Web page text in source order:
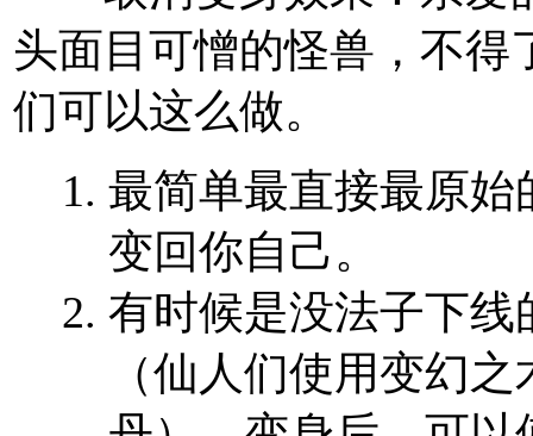
头面目可憎的怪兽，不得
们可以这么做。
最简单最直接最原
变回你自己。
有时候是没法子下
（仙人们使用变幻